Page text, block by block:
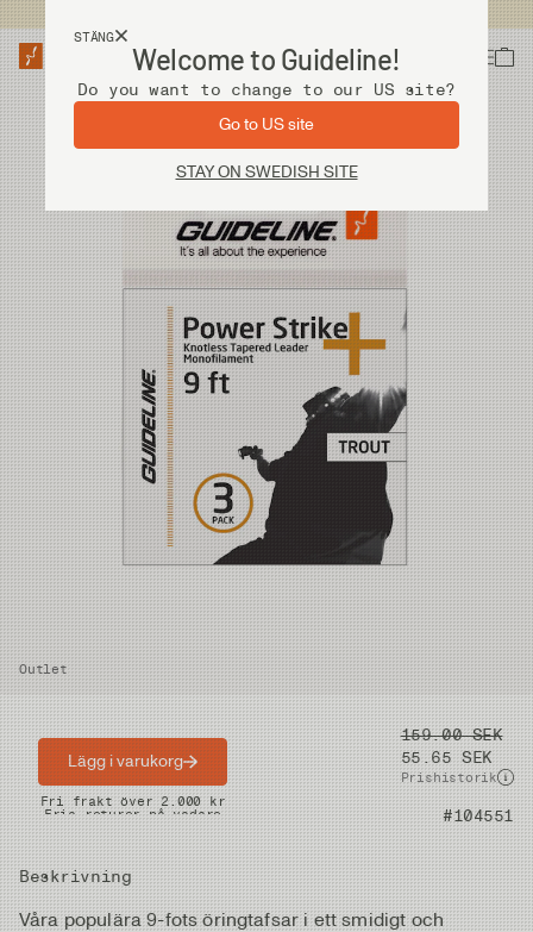
STÄNG
Welcome to Guideline!
Do you want to change to our US site?
Go to US site
STAY ON SWEDISH SITE
Outlet
Pris
159.00 SEK
55.65 SEK
Prishistorik
Artikelnummer #104551
Beskrivning
Våra populära 9-fots öringtafsar i ett smidigt och
Lägg i varukorg
Snabba leveranser
Fri frakt över 2.000 kr
Fria returer på vadare